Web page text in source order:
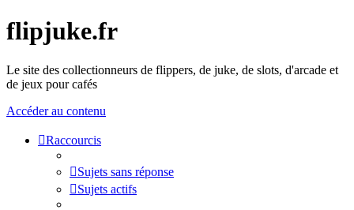
flipjuke.fr
Le site des collectionneurs de flippers, de juke, de slots, d'arcade et
de jeux pour cafés
Accéder au contenu
Raccourcis
Sujets sans réponse
Sujets actifs